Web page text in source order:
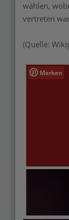
wählen,
vertreten
(Quelle:
Merken